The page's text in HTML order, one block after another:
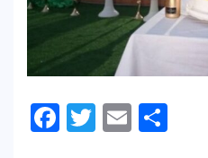
Facebook
Twitter
Email